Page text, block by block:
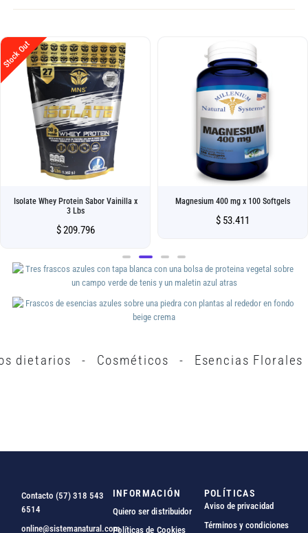
Stock Out
Isolate Whey Protein Sabor Vainilla x
3 Lbs
$209.796
Magnesium 400 mg x 100 Softgels
$ 53.411
dietarios - Cosméticos - Esencias Florales
Contacto (57) 318 543
6514
online@sistemanatural.com
INFORMACIÓN
Quiero ser distribuidor
Políticas de Cookies
POLÍTICAS
Aviso de privacidad
Términos y condiciones